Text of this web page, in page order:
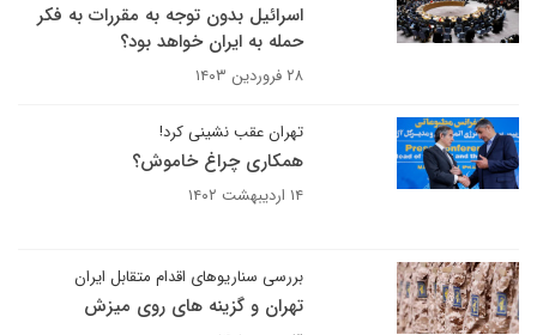
اسرائیل بدون توجه به مقررات به فکر
حمله به ایران خواهد بود؟
۲۸ فروردین ۱۴۰۳
تهران عقب نشینی کرد!
همکاری چراغ خاموش؟
۱۴ اردیبهشت ۱۴۰۲
بررسی سناریوهای اقدام متقابل ایران
تهران و گزینه های روی میزش